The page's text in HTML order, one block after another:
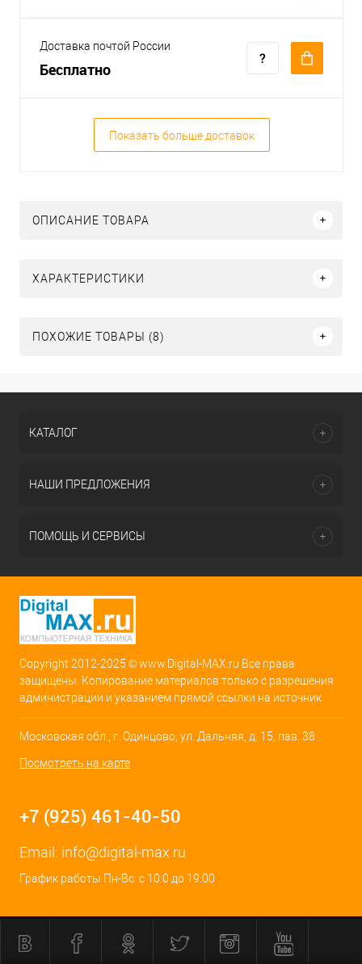
Доставка почтой России
Бесплатно
Показать больше доставок
ОПИСАНИЕ ТОВАРА
ХАРАКТЕРИСТИКИ
ПОХОЖИЕ ТОВАРЫ (8)
КАТАЛОГ
НАШИ ПРЕДЛОЖЕНИЯ
ПОМОЩЬ И СЕРВИСЫ
Copyright 2012-2025 © www.Digital-MAX.ru Все права
защищены. Копирование материалов только с разрешения
администрации и указанием прямой ссылки на источник.
Московская обл., г. Одинцово, ул. Дальняя, д. 15, пав. 38
Посмотреть на карте
+7 (925) 461-40-50
Email: info@digital-max.ru
График работы Пн-Вс: с 10:0 до 19:00